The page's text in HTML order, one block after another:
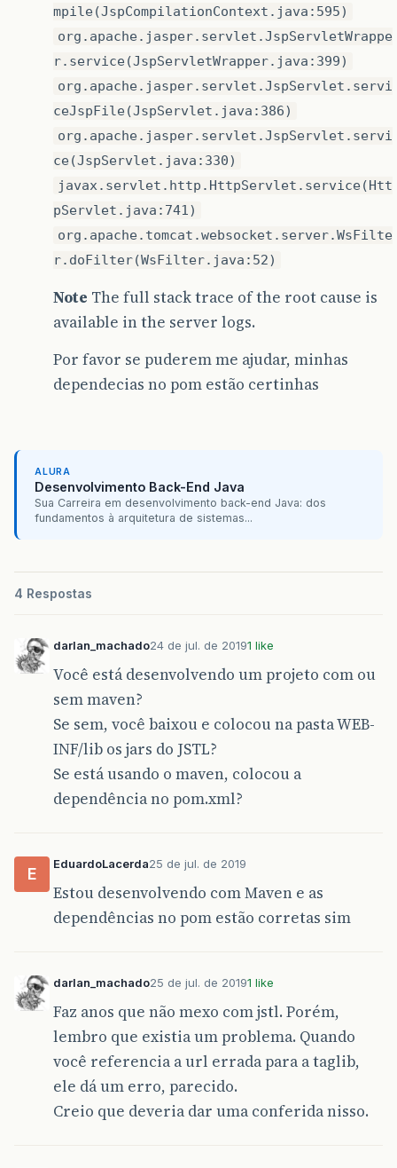
mpile(JspCompilationContext.java:595)
org.apache.jasper.servlet.JspServletWrappe
r.service(JspServletWrapper.java:399)
org.apache.jasper.servlet.JspServlet.servi
ceJspFile(JspServlet.java:386)
org.apache.jasper.servlet.JspServlet.servi
ce(JspServlet.java:330)
javax.servlet.http.HttpServlet.service(Htt
pServlet.java:741)
org.apache.tomcat.websocket.server.WsFilte
r.doFilter(WsFilter.java:52)
Note The full stack trace of the root cause is
available in the server logs.
Por favor se puderem me ajudar, minhas
dependecias no pom estão certinhas
ALURA
Desenvolvimento Back-End Java
Sua Carreira em desenvolvimento back-end Java: dos
fundamentos à arquitetura de sistemas...
4 Respostas
darlan_machado24 de jul. de 20191 like
Você está desenvolvendo um projeto com ou
sem maven?
Se sem, você baixou e colocou na pasta WEB-
INF/lib os jars do JSTL?
Se está usando o maven, colocou a
dependência no pom.xml?
E
EduardoLacerda25 de jul. de 2019
Estou desenvolvendo com Maven e as
dependências no pom estão corretas sim
darlan_machado25 de jul. de 20191 like
Faz anos que não mexo com jstl. Porém,
lembro que existia um problema. Quando
você referencia a url errada para a taglib,
ele dá um erro, parecido.
Creio que deveria dar uma conferida nisso.